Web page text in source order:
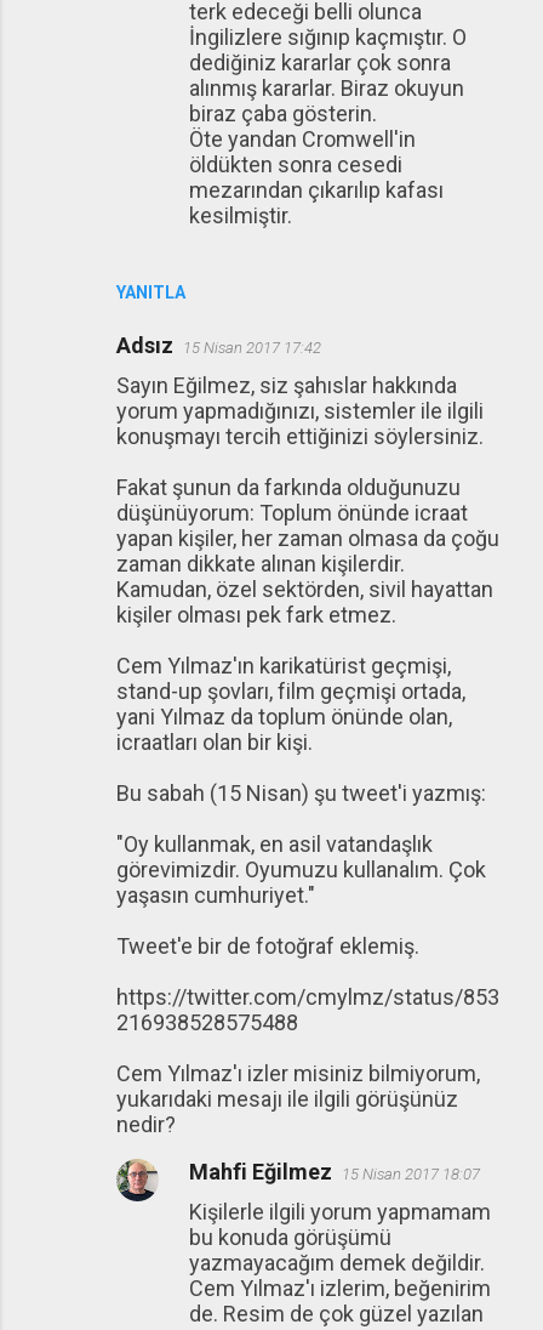
YANITLA
terk edeceği belli olunca
İngilizlere sığınıp kaçmıştır. O
dediğiniz kararlar çok sonra
alınmış kararlar. Biraz okuyun
biraz çaba gösterin.
Öte yandan Cromwell'in
öldükten sonra cesedi
mezarından çıkarılıp kafası
kesilmiştir.
Adsız 15 Nisan 2017 17:42
Sayın Eğilmez, siz şahıslar hakkında
yorum yapmadığınızı, sistemler ile ilgili
konuşmayı tercih ettiğinizi söylersiniz.
Fakat şunun da farkında olduğunuzu
düşünüyorum: Toplum önünde icraat
yapan kişiler, her zaman olmasa da çoğu
zaman dikkate alınan kişilerdir.
Kamudan, özel sektörden, sivil hayattan
kişiler olması pek fark etmez.
Cem Yılmaz'ın karikatürist geçmişi,
stand-up şovları, film geçmişi ortada,
yani Yılmaz da toplum önünde olan,
icraatları olan bir kişi.
Bu sabah (15 Nisan) şu tweet'i yazmış:
"Oy kullanmak, en asil vatandaşlık
görevimizdir. Oyumuzu kullanalım. Çok
yaşasın cumhuriyet."
Tweet'e bir de fotoğraf eklemiş.
https://twitter.com/cmylmz/status/853
216938528575488
Cem Yılmaz'ı izler misiniz bilmiyorum,
yukarıdaki mesajı ile ilgili görüşünüz
nedir?
Mahfi Eğilmez
15 Nisan 2017 18:07
Kişilerle ilgili yorum yapmamam
bu konuda görüşümü
yazmayacağım demek değildir.
Cem Yılmaz'ı izlerim, beğenirim
de. Resim de çok güzel yazılan